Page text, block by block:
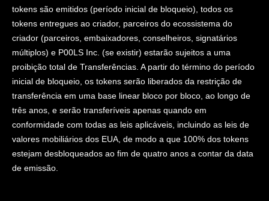
tokens são emitidos (período inicial de bloqueio), todos os
tokens entregues ao criador, parceiros do ecossistema do
criador (parceiros, embaixadores, conselheiros, signatários
múltiplos) e P00LS Inc. (se existir) estarão sujeitos a uma
proibição total de Transferências. A partir do término do período
inicial de bloqueio, os tokens serão liberados da restrição de
transferência em uma base linear bloco por bloco, ao longo de
três anos, e serão transferíveis apenas quando em
conformidade com todas as leis aplicáveis, incluindo as leis de
valores mobiliários dos EUA, de modo a que 100% dos tokens
estejam desbloqueados ao fim de quatro anos a contar da data
de emissão.